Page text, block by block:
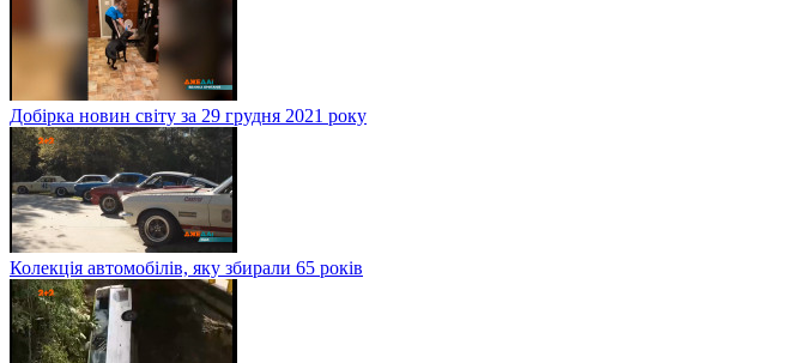
Добірка новин світу за 29 грудня 2021 року
Колекція автомобілів, яку збирали 65 років